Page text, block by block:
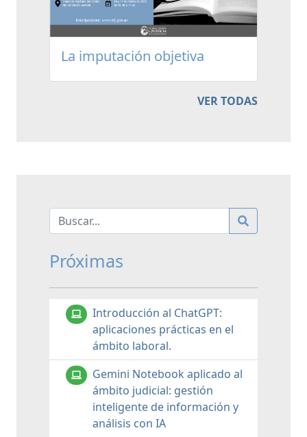
La imputación objetiva
VER TODAS
Próximas
Introducción al ChatGPT:
aplicaciones prácticas en el
ámbito laboral.
Gemini Notebook aplicado al
ámbito judicial: gestión
inteligente de información y
análisis con IA